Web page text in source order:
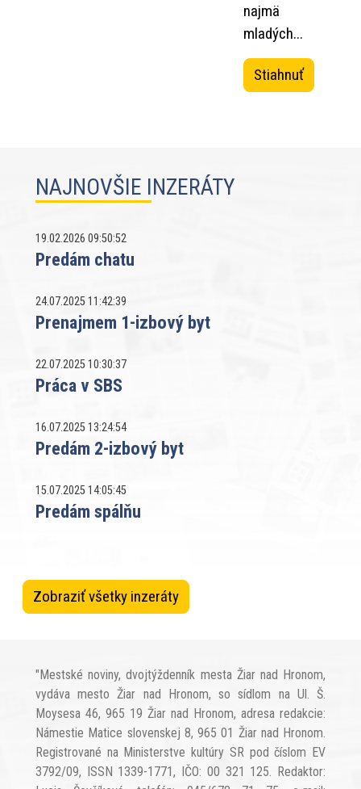
najmä
mladých...
Stiahnuť
NAJNOVŠIE INZERÁTY
19.02.2026 09:50:52
Predám chatu
24.07.2025 11:42:39
Prenajmem 1-izbový byt
22.07.2025 10:30:37
Práca v SBS
16.07.2025 13:24:54
Predám 2-izbový byt
15.07.2025 14:05:45
Predám spálňu
Zobraziť všetky inzeráty
"Mestské noviny, dvojtýždenník mesta Žiar nad Hronom,
vydáva mesto Žiar nad Hronom, so sídlom na Ul. Š.
Moysesa 46, 965 19 Žiar nad Hronom, adresa redakcie:
Námestie Matice slovenskej 8, 965 01 Žiar nad Hronom.
Registrované na Ministerstve kultúry SR pod číslom EV
3792/09, ISSN 1339-1771, IČO: 00 321 125. Redaktor: